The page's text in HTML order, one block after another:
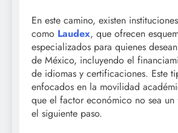
En este camino, existen
como Laudex, que ofrecen
especializados para quienes
de México, incluyendo el
de idiomas y certificaciones. Este
enfocados en la movilidad
que el factor económico no sea
el siguiente paso.